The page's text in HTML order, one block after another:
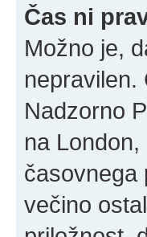
Čas ni
Možno je,
nepravilen.
Nadzorno
na
časovnega
večino